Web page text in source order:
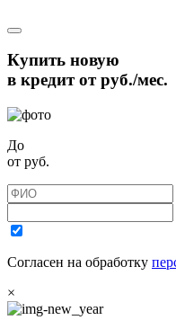
Купить новую
в кредит отруб./мес.
До
от руб.
Согласен на обработку
×